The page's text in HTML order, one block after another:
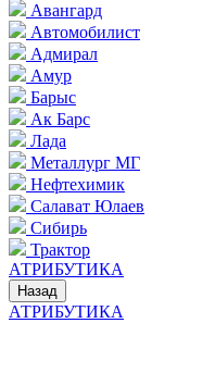
Авангард
Автомобилист
Адмирал
Амур
Барыс
Ак Барс
Лада
Металлург МГ
Нефтехимик
Салават Юлаев
Сибирь
Трактор
АТРИБУТИКА
Назад
АТРИБУТИКА